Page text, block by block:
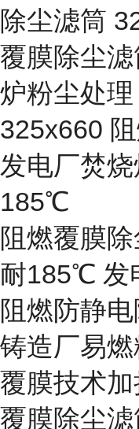
除尘滤筒
覆膜除尘
炉粉尘处
325x660
发电厂焚
185℃
阻燃覆膜
耐185℃ 发
阻燃防静
铸造厂易
覆膜技术
覆膜除尘滤